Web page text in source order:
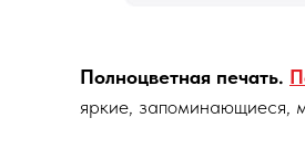
Полноцветная печать.
яркие, запоминающиеся,